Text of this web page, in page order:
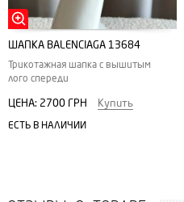
ШАПКА BALENCIAGA 13684
Трикотажная шапка с вышитым
лого спереди
ЦЕНА: 2700 ГРН Купить
ЕСТЬ В НАЛИЧИИ